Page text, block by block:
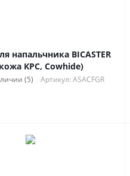
напальчника BICASTER
КРС, Cowhide)
(5) Артикул: ASACFGR